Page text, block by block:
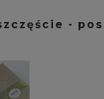
-